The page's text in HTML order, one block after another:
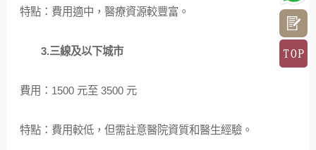
特點：費用適中，醫療資源較豐富。
3.三線及以下城市
費用：1500 元至 3500 元
特點：費用較低，但需註意醫院資質和醫生經驗。